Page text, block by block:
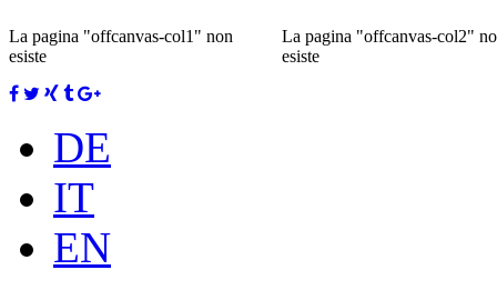
La pagina "offcanvas-col1" non
esiste
La pagina "offcanvas-col2"
esiste
DE
IT
EN